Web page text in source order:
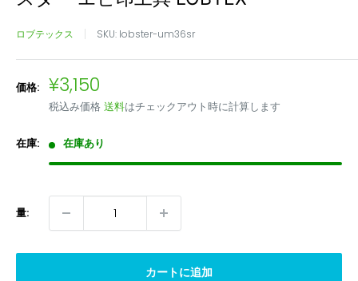
ロブテックス SKU: lobster-um36sr
価格: 販
売
価
格
¥3,150
税込み価格 送料はチェックアウト時に計算します
在庫: 在庫あり
量:
カートに追加